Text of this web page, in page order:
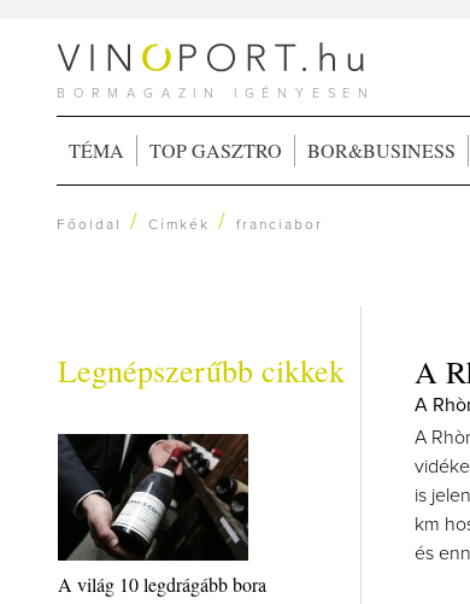
BORMAGAZIN IGÉNYESEN
TÉMA TOP GASZTRO BOR&BUSINESS
Főoldal /Címkék /franciabor
Legnépszerűbb cikkek
A világ 10 legdrágább bora
A
A
A
is
km
és